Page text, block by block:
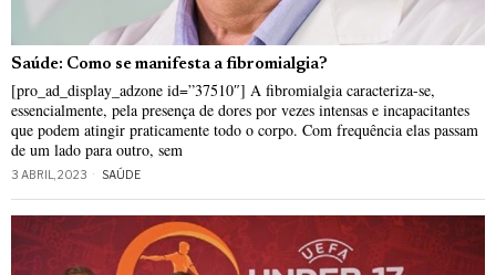
Saúde: Como se manifesta a fibromialgia?
[pro_ad_display_adzone id=”37510″] A fibromialgia caracteriza-se,
essencialmente, pela presença de dores por vezes intensas e incapacitantes
que podem atingir praticamente todo o corpo. Com frequência elas passam
de um lado para outro, sem
3 ABRIL, 2023 SAÚDE